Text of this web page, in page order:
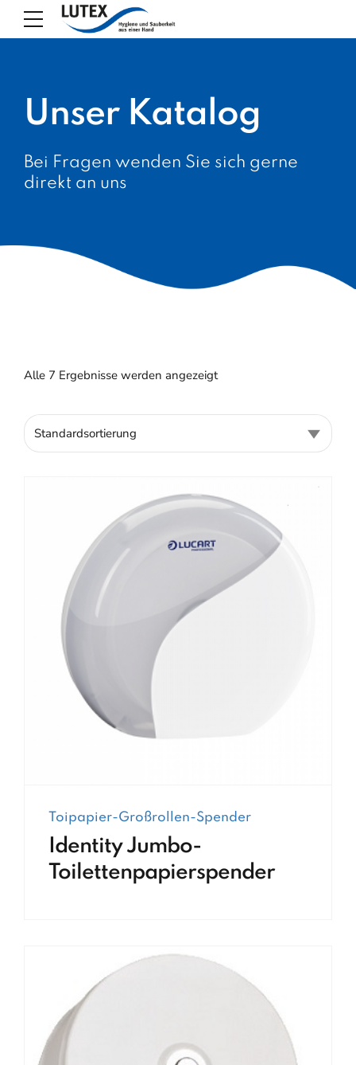
Unser Katalog
Bei Fragen wenden Sie sich gerne
direkt an uns
Alle 7 Ergebnisse werden angezeigt
Toipapier-Großrollen-Spender
Identity Jumbo-
Toilettenpapierspender